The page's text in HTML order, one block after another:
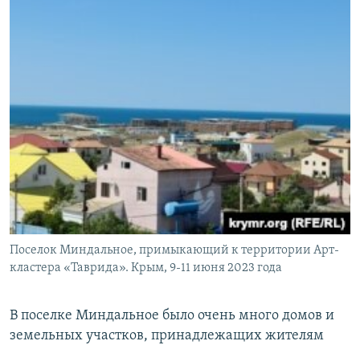
Поселок Миндальное, примыкающий к территории Арт-
кластера «Таврида». Крым, 9-11 июня 2023 года
В поселке Миндальное было очень много домов и
земельных участков, принадлежащих жителям